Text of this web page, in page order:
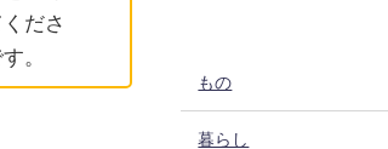
ださ
。
もの
暮らし